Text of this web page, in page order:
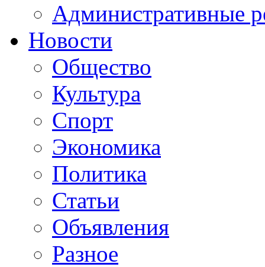
Административные
Новости
Общество
Культура
Спорт
Экономика
Политика
Статьи
Объявления
Разное